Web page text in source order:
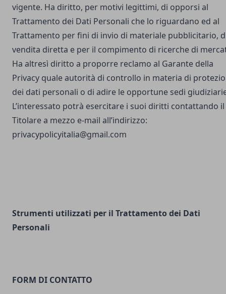
vigente. Ha diritto, per motivi legittimi, di opporsi al
Trattamento dei Dati Personali che lo riguardano ed al
Trattamento per fini di invio di materiale pubblicitario,
vendita diretta e per il compimento di ricerche di
Ha altresì diritto a proporre reclamo al Garante della
Privacy quale autorità di controllo in materia di
dei dati personali o di adire le opportune sedi
L’interessato potrà esercitare i suoi diritti contattando il
Titolare a mezzo e-mail all’indirizzo:
privacypolicyitalia@gmail.com
Strumenti utilizzati per il Trattamento dei Dati
Personali
FORM DI CONTATTO